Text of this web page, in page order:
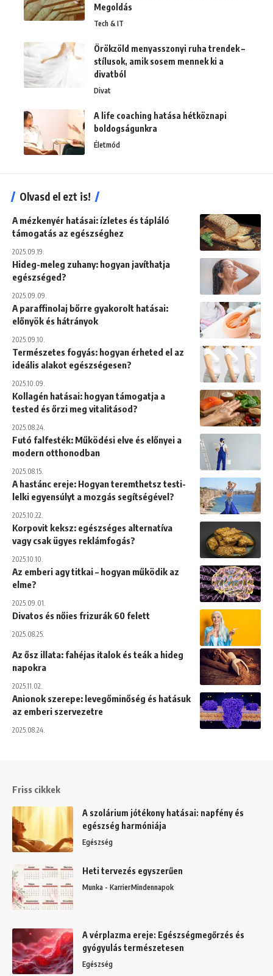
Megoldás
Tech & IT
Örökzöld menyasszonyi ruha trendek –
stílusok, amik sosem mennek ki a
divatból
Divat
A life coaching hatása hétköznapi
boldogságunkra
Életmód
Olvasd el ezt is!
A mézkenyér hatásai: ízletes és tápláló
támogatás az egészséghez
2025.09.19.
Hideg-meleg zuhany: hogyan javíthatja
egészséged?
2025.09.09.
A paraffinolaj bőrre gyakorolt hatásai:
előnyök és hátrányok
2025.09.10.
Természetes fogyás: hogyan érheted el az
ideális alakot egészségesen?
2025.10.09.
Kollagén hatásai: hogyan támogatja a
tested és őrzi meg vitalitásod?
2025.08.24.
Futó falfesték: Működési elve és előnyei a
modern otthonodban
2025.08.15.
A hastánc ereje: Hogyan teremthetsz testi-
lelki egyensúlyt a mozgás segítségével?
2025.10.22.
Korpovit keksz: egészséges alternatíva
vagy csak ügyes reklámfogás?
2025.10.10.
Az emberi agy titkai – hogyan működik az
elme?
2025.09.01.
Divatos és nőies frizurák 60 felett
2025.08.25.
Az ősz illata: fahéjas italok és teák a hideg
napokra
2025.11.02.
Anionok szerepe: levegőminőség és hatásuk
az emberi szervezetre
2025.08.24.
Friss cikkek
A szolárium jótékony hatásai: napfény és
egészség harmóniája
Egészség
Heti tervezés egyszerűen
Munka - KarrierMindennapok
A vérplazma ereje: Egészségmegőrzés és
gyógyulás természetesen
Egészség